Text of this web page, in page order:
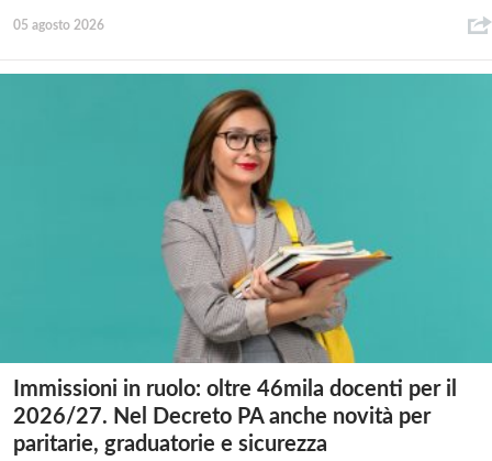
05 agosto 2026
Immissioni in ruolo: oltre 46mila docenti per il
2026/27. Nel Decreto PA anche novità per
paritarie, graduatorie e sicurezza